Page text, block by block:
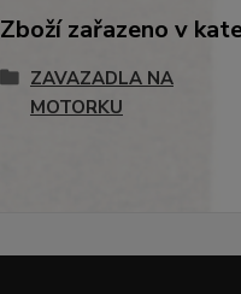
Zboží zařazeno v
ZAVAZADLA NA
MOTORKU